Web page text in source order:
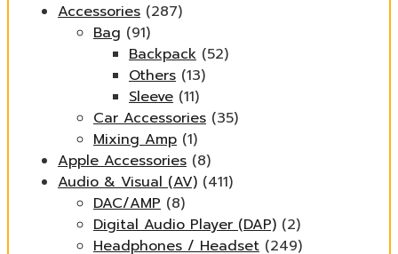
Accessories (287)
Bag (91)
Backpack (52)
Others (13)
Sleeve (11)
Car Accessories (35)
Mixing Amp (1)
Apple Accessories (8)
Audio & Visual (AV) (411)
DAC/AMP (8)
Digital Audio Player (DAP) (2)
Headphones / Headset (249)